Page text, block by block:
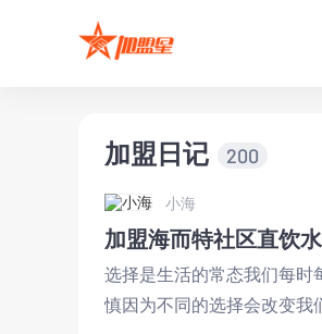
加盟日记 200
小海
加盟海而特社区直饮
选择是生活的常态我们每
慎因为不同的选择会改变我